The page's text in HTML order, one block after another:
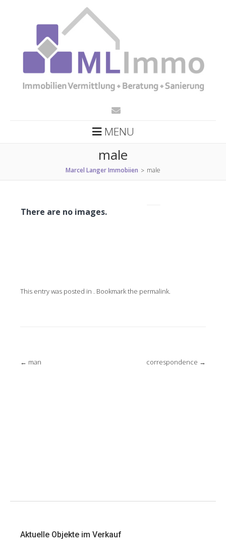
MENU
male
Marcel Langer Immobiien > male
There are no images.
This entry was posted in . Bookmark the permalink.
Post
← man correspondence →
Aktuelle Objekte im Verkauf